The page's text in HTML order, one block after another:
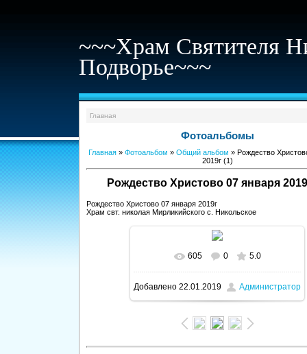
~~~Храм Святителя
Подворье~~~
Главная
Фотоальбомы
Главная» Фотоальбом » Общий альбом » Рождество
2019г (1)
Рождество Христово 07 января
Рождество Христово 07 января 2019г
Храм свт. николая Мирликийского с. Никольское
В реальном размере 922x615
466.7Kb
605 0 5.0
Добавлено 22.01.2019 Администратор